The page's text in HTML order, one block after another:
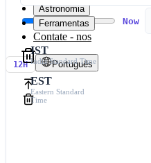
Astronomia
Ferramentas
Contate - nos
12H Português
Now
IST
India Standard Time
EST
Eastern Standard
Time